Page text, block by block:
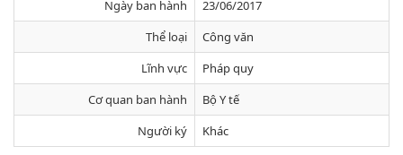
Ngày ban hành
23/06/2017
Thể loại
Công văn
Lĩnh vực
Pháp quy
Cơ quan ban hành
Bộ Y tế
Người ký
Khác